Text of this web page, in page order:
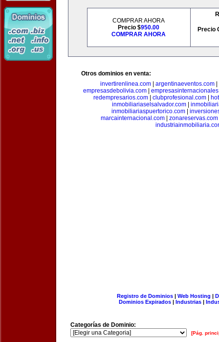
COMPRAR AHORA
Precio $950.00
COMPRAR AHORA
Precio
Otros dominios en venta:
invertirenlinea.com| argentinaeventos.com|
empresasdebolivia.com|
redempresarios.com
clubprofesional.com
inmobiliariaselsalvador.com|
inmobiliariaspuertorico.com
marcainternacional.com| zonareservas.com
Registro de Dominios| Web Hosting |
Dominios Expirados | Industrias |
Categorías de Dominio:
[Pág.